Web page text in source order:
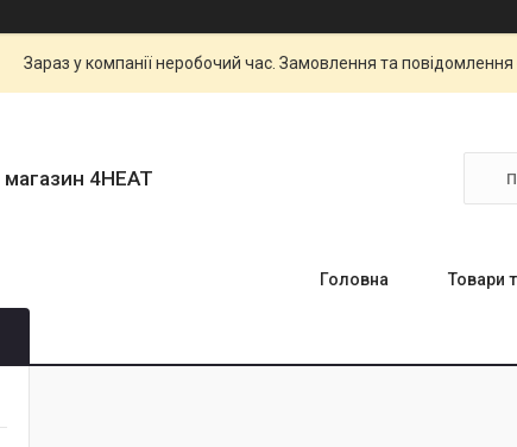
Зараз у компанії неробочий час. Замовлення та
4HEAT
Головна Товари